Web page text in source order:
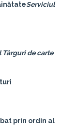
Serviciul
de carte
prin ordin al